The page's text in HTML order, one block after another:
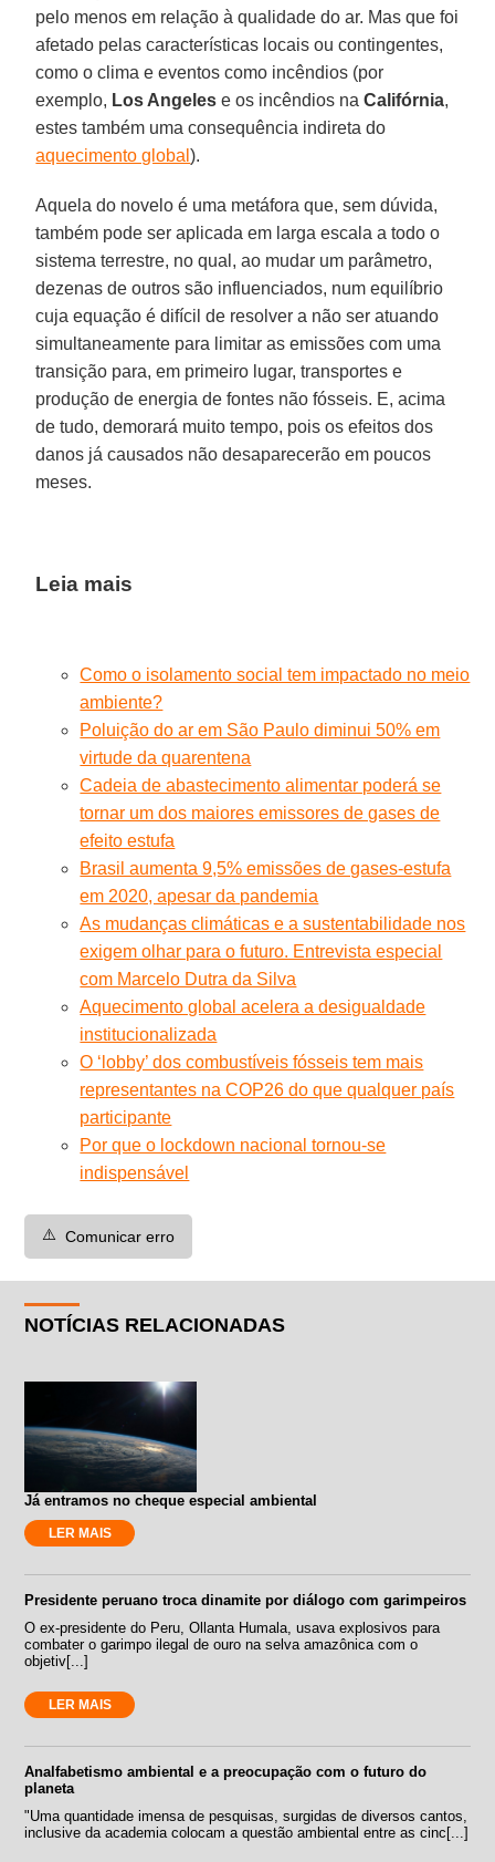
pelo menos em relação à qualidade do ar. Mas que foi
afetado pelas características locais ou contingentes,
como o clima e eventos como incêndios (por
exemplo, Los Angeles e os incêndios naCalifórnia,
estes também uma consequência indireta do
aquecimento global).
Aquela do novelo é uma metáfora que, sem dúvida,
também pode ser aplicada em larga escala a todo o
sistema terrestre, no qual, ao mudar um parâmetro,
dezenas de outros são influenciados, num equilíbrio
cuja equação é difícil de resolver a não ser atuando
simultaneamente para limitar as emissões com uma
transição para, em primeiro lugar, transportes e
produção de energia de fontes não fósseis. E, acima
de tudo, demorará muito tempo, pois os efeitos dos
danos já causados não desaparecerão em poucos
meses.
Leia mais
Como o isolamento social tem impactado no meio
ambiente?
Poluição do ar em São Paulo diminui 50% em
virtude da quarentena
Cadeia de abastecimento alimentar poderá se
tornar um dos maiores emissores de gases de
efeito estufa
Brasil aumenta 9,5% emissões de gases-estufa
em 2020, apesar da pandemia
As mudanças climáticas e a sustentabilidade nos
exigem olhar para o futuro. Entrevista especial
com Marcelo Dutra da Silva
Aquecimento global acelera a desigualdade
institucionalizada
O ‘lobby’ dos combustíveis fósseis tem mais
representantes na COP26 do que qualquer país
participante
Por que o lockdown nacional tornou-se
indispensável
⚠️ Comunicar erro
NOTÍCIAS RELACIONADAS
Já entramos no cheque especial ambiental
LER MAIS
Presidente peruano troca dinamite por diálogo com garimpeiros
O ex-presidente do Peru, Ollanta Humala, usava explosivos para
combater o garimpo ilegal de ouro na selva amazônica com o
objetiv[...]
LER MAIS
Analfabetismo ambiental e a preocupação com o futuro do
planeta
"Uma quantidade imensa de pesquisas, surgidas de diversos cantos,
inclusive da academia colocam a questão ambiental entre as cinc[...]